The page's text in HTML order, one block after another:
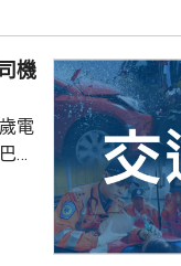
機
電
士
嶼